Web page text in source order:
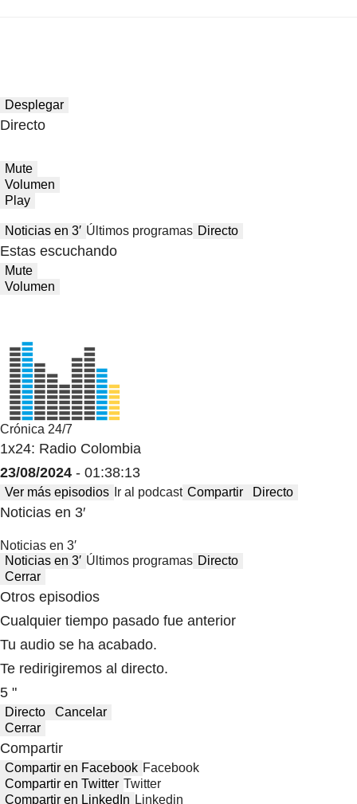
Desplegar
Directo
Mute
Volumen
Play
Noticias en 3′ Últimos programas Directo
Estas escuchando
Mute
Volumen
Crónica 24/7
1x24: Radio Colombia
23/08/2024 - 01:38:13
Ver más episodios Ir al podcast Compartir Directo
Noticias en 3′
Noticias en 3′
Noticias en 3′ Últimos programas Directo
Cerrar
Otros episodios
Cualquier tiempo pasado fue anterior
Tu audio se ha acabado.
Te redirigiremos al directo.
5 "
Directo
Cancelar
Cerrar
Compartir
Compartir en Facebook Facebook
Compartir en Twitter Twitter
Compartir en LinkedIn Linkedin